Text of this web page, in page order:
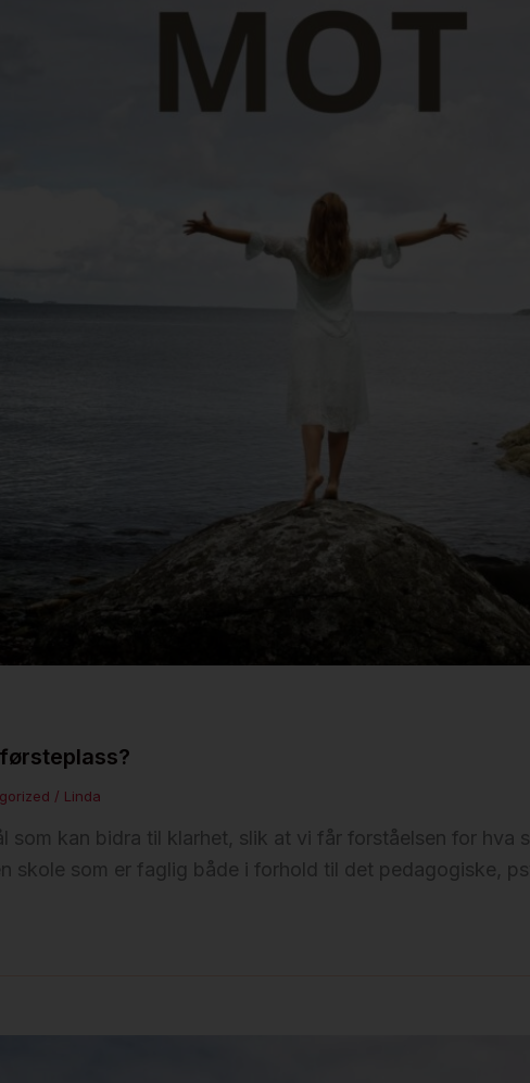
/ Linda
som kan bidra til klarhet, slik at vi får forståelsen for hva
skole som er faglig både i forhold til det pedagogiske,